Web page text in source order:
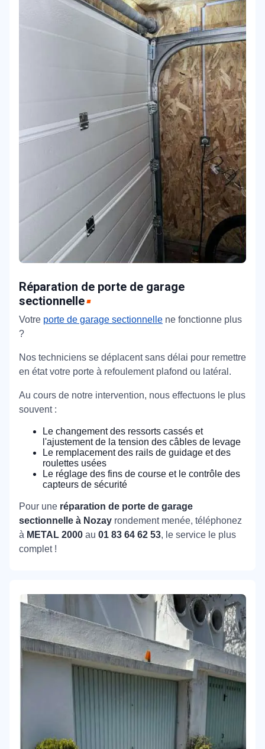
Réparation de porte de garage
sectionnelle
Votre porte de garage sectionnelle ne fonctionne plus
?
Nos techniciens se déplacent sans délai pour remettre
en état votre porte à refoulement plafond ou latéral.
Au cours de notre intervention, nous effectuons le plus
souvent :
Le changement des ressorts cassés et
l'ajustement de la tension des câbles de levage
Le remplacement des rails de guidage et des
roulettes usées
Le réglage des fins de course et le contrôle des
capteurs de sécurité
Pour une réparation de porte de garage
sectionnelle à Nozay rondement menée, téléphonez
à METAL 2000 au 01 83 64 62 53, le service le plus
complet !